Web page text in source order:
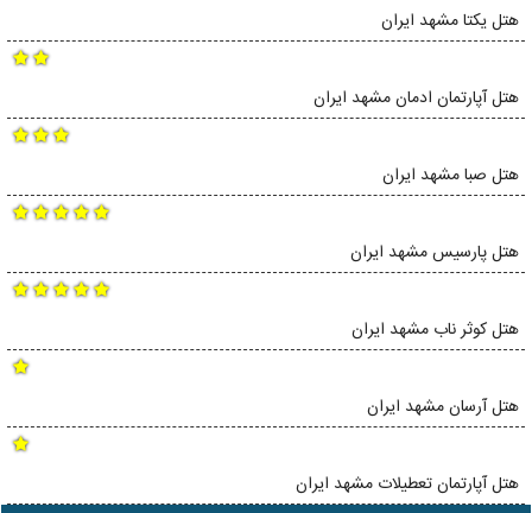
هتل یکتا مشهد ایران
هتل آپارتمان ادمان مشهد ایران
هتل صبا مشهد ایران
هتل پارسیس مشهد ایران
هتل کوثر ناب مشهد ایران
هتل آرسان مشهد ایران
هتل آپارتمان تعطیلات مشهد ایران